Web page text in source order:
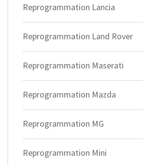
Reprogrammation Lancia
Reprogrammation Land Rover
Reprogrammation Maserati
Reprogrammation Mazda
Reprogrammation MG
Reprogrammation Mini